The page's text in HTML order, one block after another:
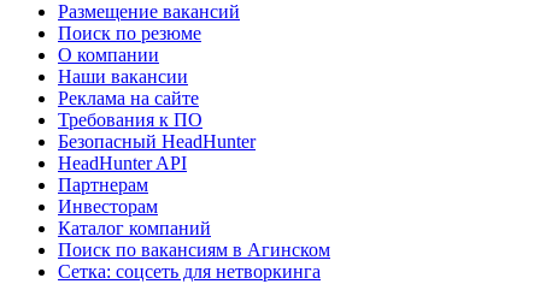
Размещение вакансий
Поиск по резюме
О компании
Наши вакансии
Реклама на сайте
Требования к ПО
Безопасный HeadHunter
HeadHunter API
Партнерам
Инвесторам
Каталог компаний
Поиск по вакансиям в Агинском
Сетка: соцсеть для нетворкинга